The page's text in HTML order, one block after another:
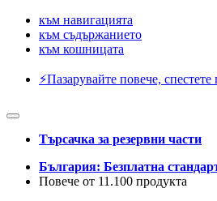
към навигацията
към съдържанието
към кошницата
⚡️Пазарувайте повече,
Търсачка за резервни части
България: Безплатна
Повече от 11.100 продукта